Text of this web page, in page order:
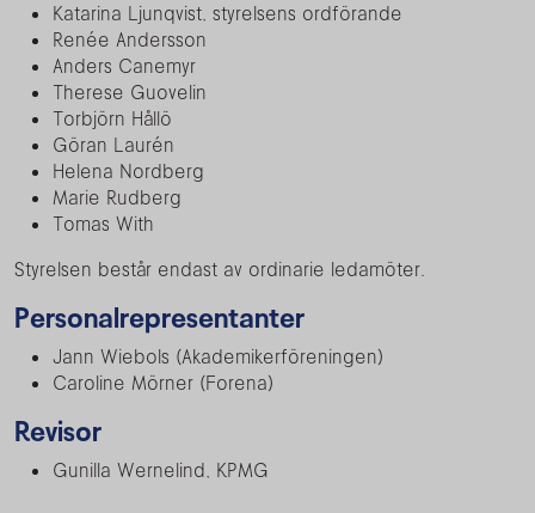
Katarina Ljunqvist, styrelsens ordförande
Renée Andersson
Anders Canemyr
Therese Guovelin
Torbjörn Hållö
Göran Laurén
Helena Nordberg
Marie Rudberg
Tomas With
Styrelsen består endast av ordinarie ledamöter.
Personalrepresentanter
Jann Wiebols (Akademikerföreningen)
Caroline Mörner (Forena)
Revisor
Gunilla Wernelind, KPMG